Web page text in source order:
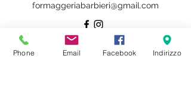
formaggeriabarbieri@gmail.com
Phone Email Facebook Indirizzo